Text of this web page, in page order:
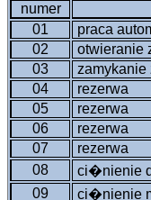
numer
01
praca
02
otwieranie
03
zamykanie
04
rezerwa
05
rezerwa
06
rezerwa
07
rezerwa
08
ci�nienie
09
ci�nienie